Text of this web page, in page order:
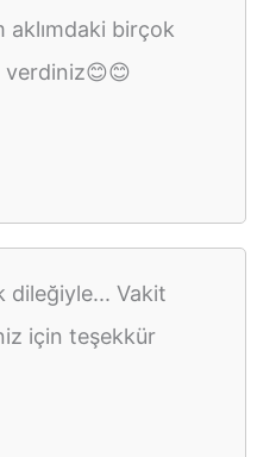
aklımdaki birçok
verdiniz😊😊
dileğiyle... Vakit
için teşekkür